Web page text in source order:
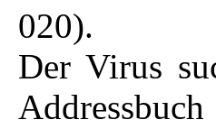
020).
Der Virus